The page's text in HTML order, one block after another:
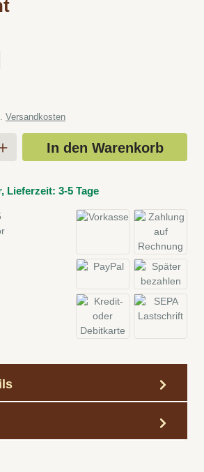
Versandkosten
Lieferzeit: 3-5 Tage
Option ist zurzeit nicht verfügbar.)
Gib den gewünschten
In den Warenkorb